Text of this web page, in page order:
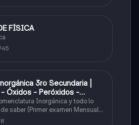
FÍSICA
45
3ro Secundaria |
- Óxidos - Peróxidos -
Inorgánica y todo lo
saber (Primer examen Mensual
8